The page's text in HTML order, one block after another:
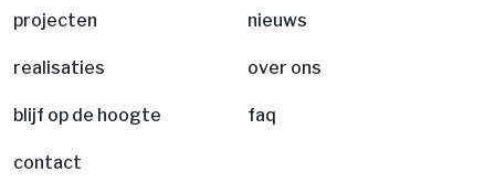
projecten nieuws
realisaties over ons
blijf op de hoogte faq
contact